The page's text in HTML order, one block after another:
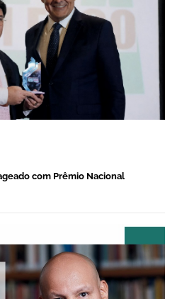
com Prêmio Nacional